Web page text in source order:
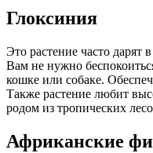
Глоксиния
Это растение часто дарят
Вам не нужно
кошке или собаке.
Также растение любит
родом из тропических
Африканские